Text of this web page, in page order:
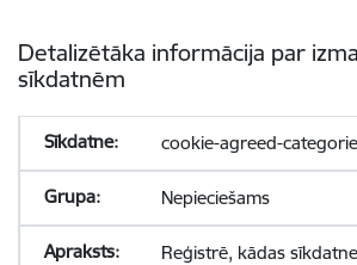
Detalizētāka informācija par
sīkdatnēm
cookie-agreed-
Nepieciešams
Reģistrē, kādas